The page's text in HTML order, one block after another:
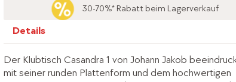
30-70%* Rabatt beim Lagerverkauf
Details
Der Klubtisch Casandra 1 von Johann Jakob
mit seiner runden Plattenform und dem hochwertigen